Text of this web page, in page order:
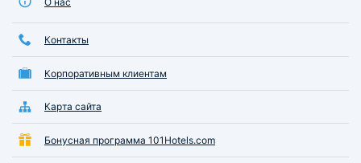
Контакты
Корпоративным клиентам
Карта сайта
Бонусная программа 101Hotels.com